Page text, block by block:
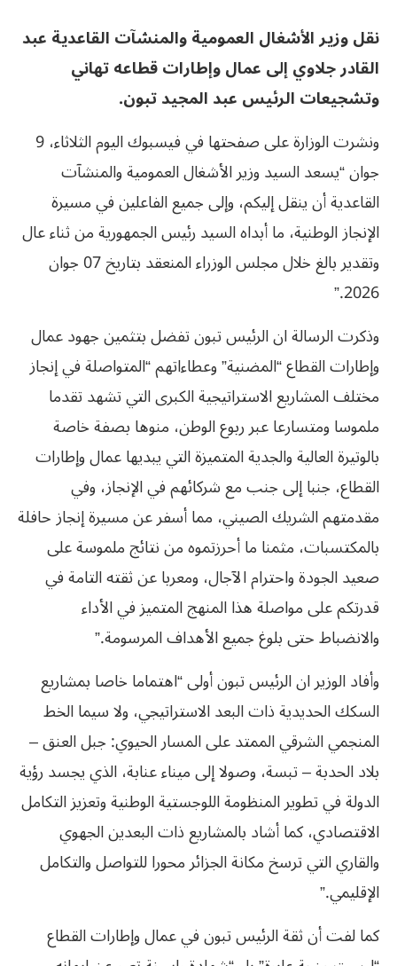
نقل وزير الأشغال العمومية والمنشآت القاعدية عبد
القادر جلاوي إلى عمال وإطارات قطاعه تهاني
وتشجيعات الرئيس عبد المجيد تبون.
ونشرت الوزارة على صفحتها في فيسبوك اليوم الثلاثاء، 9
جوان “يسعد السيد وزير الأشغال العمومية والمنشآت
القاعدية أن ينقل إليكم، وإلى جميع الفاعلين في مسيرة
الإنجاز الوطنية، ما أبداه السيد رئيس الجمهورية من ثناء عال
وتقدير بالغ خلال مجلس الوزراء المنعقد بتاريخ 07 جوان
2026.”
وذكرت الرسالة ان الرئيس تبون تفضل بتثمين جهود عمال
وإطارات القطاع “المضنية” وعطاءاتهم “المتواصلة في إنجاز
مختلف المشاريع الاستراتيجية الكبرى التي تشهد تقدما
ملموسا ومتسارعا عبر ربوع الوطن، منوها بصفة خاصة
بالوتيرة العالية والجدية المتميزة التي يبديها عمال وإطارات
القطاع، جنبا إلى جنب مع شركائهم في الإنجاز، وفي
مقدمتهم الشريك الصيني، مما أسفر عن مسيرة إنجاز حافلة
بالمكتسبات، مثمنا ما أحرزتموه من نتائج ملموسة على
صعيد الجودة واحترام الآجال، ومعربا عن ثقته التامة في
قدرتكم على مواصلة هذا المنهج المتميز في الأداء
والانضباط حتى بلوغ جميع الأهداف المرسومة.”
وأفاد الوزير ان الرئيس تبون أولى “اهتماما خاصا بمشاريع
السكك الحديدية ذات البعد الاستراتيجي، ولا سيما الخط
المنجمي الشرقي الممتد على المسار الحيوي: جبل العنق –
بلاد الحدبة – تبسة، وصولا إلى ميناء عنابة، الذي يجسد رؤية
الدولة في تطوير المنظومة اللوجستية الوطنية وتعزيز التكامل
الاقتصادي، كما أشاد بالمشاريع ذات البعدين الجهوي
والقاري التي ترسخ مكانة الجزائر محورا للتواصل والتكامل
الإقليمي.”
كما لفت أن ثقة الرئيس تبون في عمال وإطارات القطاع